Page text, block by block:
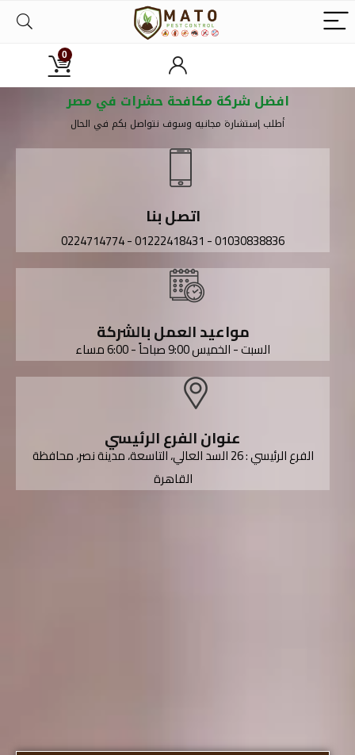
0
افضل شركة مكافحة حشرات في مصر
أطلب إستشارة مجانيه وسوف نتواصل بكم في الحال​
اتصل بنا
01030838836 - 01222418431 - 0224714774
مواعيد العمل بالشركة
السبت - الخميس 9:00 صباحاً - 6:00 مساء
عنوان الفرع الرئيسي
الفرع الرئيسي : 26 السد العالي، التاسعة، مدينة نصر، محافظة
القاهرة‬